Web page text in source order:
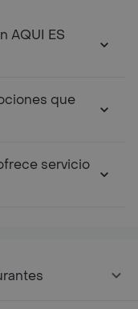
AQUI ES
que
servicio